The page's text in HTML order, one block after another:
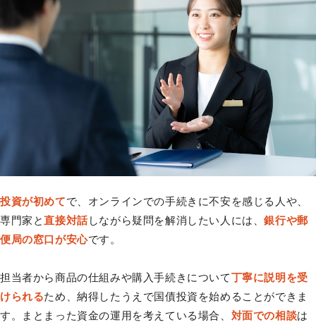
投資が初めてで、オンラインでの手続きに不安を感じる人や、
専門家と直接対話しながら疑問を解消したい人には、銀行や郵
便局の窓口が安心です。
担当者から商品の仕組みや購入手続きについて丁寧に説明を受
けられるため、納得したうえで国債投資を始めることができま
す。まとまった資金の運用を考えている場合、 対面での相談は